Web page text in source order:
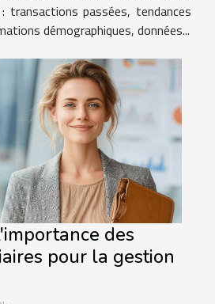
transactions passées, tendances
démographiques, données...
des
pour la gestion